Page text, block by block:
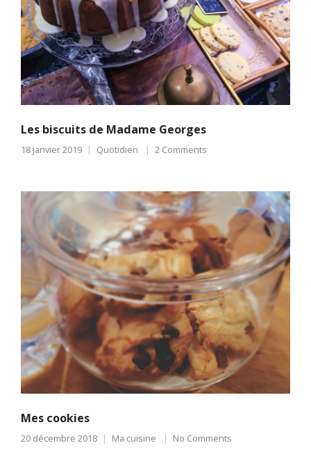
Les biscuits de Madame Georges
18 janvier 2019 Quotidien 2 Comments
Mes cookies
20 décembre 2018 Ma cuisine No Comments